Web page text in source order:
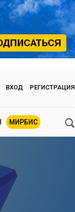
ВХОД РЕГИСТРАЦИЯ
МИРБИС